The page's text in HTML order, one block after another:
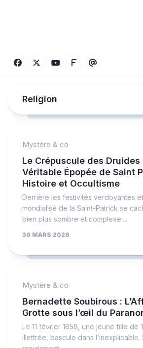
Religion
Mystère & co
Le Crépuscule des Druides
Véritable Épopée de Saint
Histoire et Occultisme
Derrière les festivités verdoyantes
mondialisé de la Saint-Patrick se
bien plus sombre et complexe....
30 MARS 2026
Mystère & co
Bernadette Soubirous :
Grotte sous l’œil du
Le 11 février 1858, une jeune fille de
illettrée, bascule dans l’inexplicable.